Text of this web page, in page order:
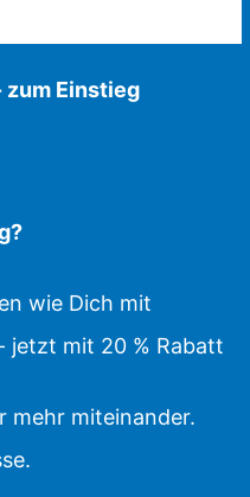
zum Einstieg
wie Dich mit
jetzt mit 20 % Rabatt
mehr miteinander.